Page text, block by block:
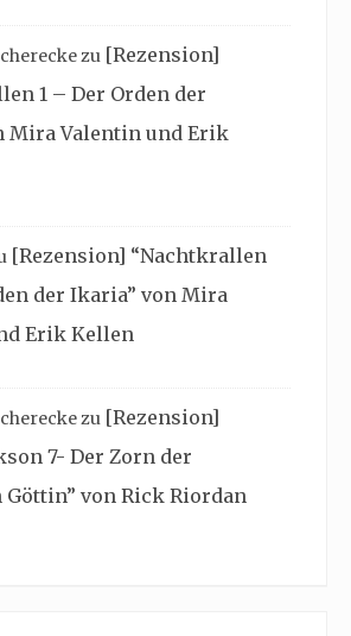
zu [Rezension]
1 – Der Orden der
Mira Valentin und Erik
[Rezension] “Nachtkrallen
der Ikaria” von Mira
Erik Kellen
zu [Rezension]
7- Der Zorn der
von Rick Riordan